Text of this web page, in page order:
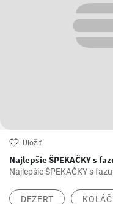
Uložiť
Najlepšie ŠPEKAČKY s
Najlepšie ŠPEKAČKY s
DEZERT